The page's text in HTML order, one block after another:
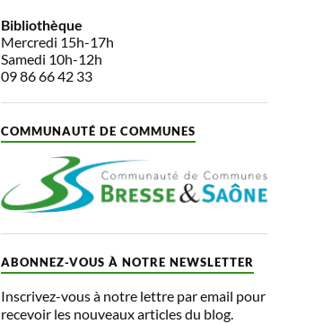
Bibliothèque
Mercredi 15h-17h
Samedi 10h-12h
09 86 66 42 33
COMMUNAUTÉ DE COMMUNES
ABONNEZ-VOUS À NOTRE NEWSLETTER
Inscrivez-vous à notre lettre par email pour
recevoir les nouveaux articles du blog.